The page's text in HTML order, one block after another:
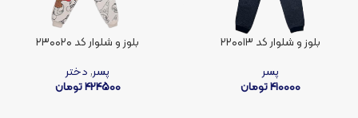
بلوز و شلوار کد ۲۲۰۰۱۳
پسر
410000تومان
بلوز و شلوار کد ۲۳۰۰۲۰
پسر,دختر
424500تومان